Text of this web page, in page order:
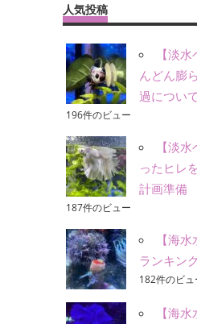
人気投稿
【淡
んどん膨
過について
196件のビュー
【淡
ったヒレ
計画準備
187件のビュー
【海
ランキン
182件のビュ
【海